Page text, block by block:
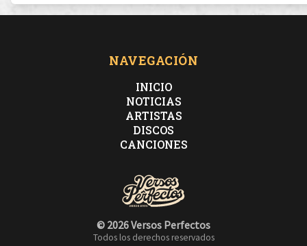
NAVEGACIÓN
INICIO
NOTICIAS
ARTISTAS
DISCOS
CANCIONES
© 2026 Versos Perfectos
Todos los derechos reservados